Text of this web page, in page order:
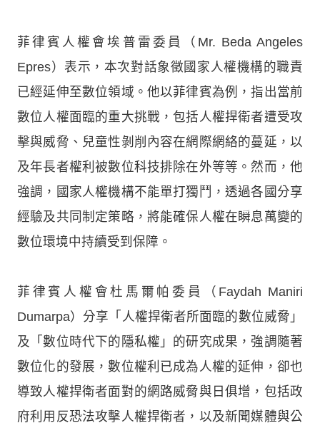
菲律賓人權會埃普雷委員（Mr. Beda Angeles
Epres）表示，本次對話象徵國家人權機構的職責
已經延伸至數位領域。他以菲律賓為例，指出當前
數位人權面臨的重大挑戰，包括人權捍衛者遭受攻
擊與威脅、兒童性剝削內容在網際網絡的蔓延，以
及年長者權利被數位科技排除在外等等。然而，他
強調，國家人權機構不能單打獨鬥，透過各國分享
經驗及共同制定策略，將能確保人權在瞬息萬變的
數位環境中持續受到保障。
菲律賓人權會杜馬爾帕委員（Faydah Maniri
Dumarpa）分享「人權捍衛者所面臨的數位威脅」
及「數位時代下的隱私權」的研究成果，強調隨著
數位化的發展，數位權利已成為人權的延伸，卻也
導致人權捍衛者面對的網路威脅與日俱增，包括政
府利用反恐法攻擊人權捍衛者，以及新聞媒體與公